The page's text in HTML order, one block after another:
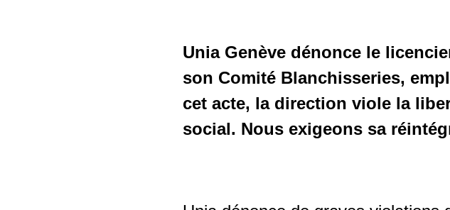
Unia Genève dénonce le
son Comité Blanchisseries,
cet acte, la direction viole la
social. Nous exigeons sa